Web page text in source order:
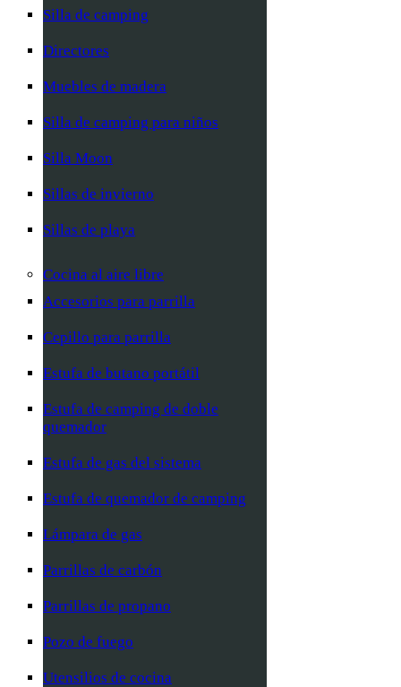
Silla de camping
Directores
Muebles de madera
Silla de camping para niños
Silla Moon
Sillas de invierno
Sillas de playa
Cocina al aire libre
Accesorios para parrilla
Cepillo para parrilla
Estufa de butano portátil
Estufa de camping de doble
quemador
Estufa de gas del sistema
Estufa de quemador de camping
Lámpara de gas
Parrillas de carbón
Parrillas de propano
Pozo de fuego
Utensilios de cocina